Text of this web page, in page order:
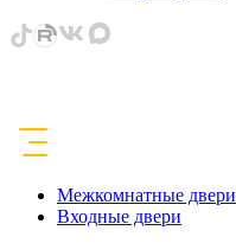
Межкомнатные двери
Входные двери